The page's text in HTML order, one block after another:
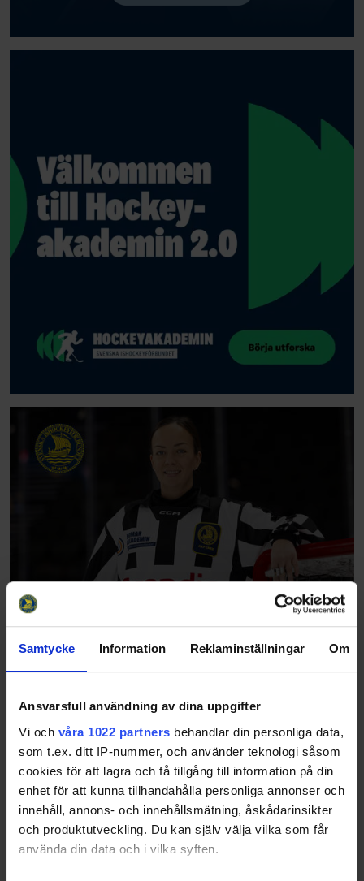
Samtycke Information Reklaminställningar Om
Ansvarsfull användning av dina uppgifter
Vi och våra 1022 partners behandlar din personliga data,
som t.ex. ditt IP-nummer, och använder teknologi såsom
cookies för att lagra och få tillgång till information på din
enhet för att kunna tillhandahålla personliga annonser och
innehåll, annons- och innehållsmätning, åskådarinsikter
och produktutveckling. Du kan själv välja vilka som får
använda din data och i vilka syften.